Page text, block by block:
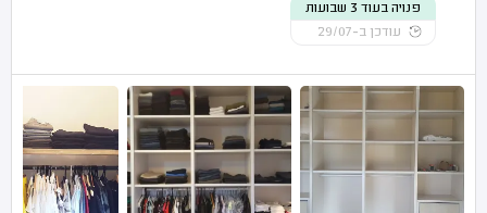
פנויה בעוד 3 שבועות
עודכן ב-29/07